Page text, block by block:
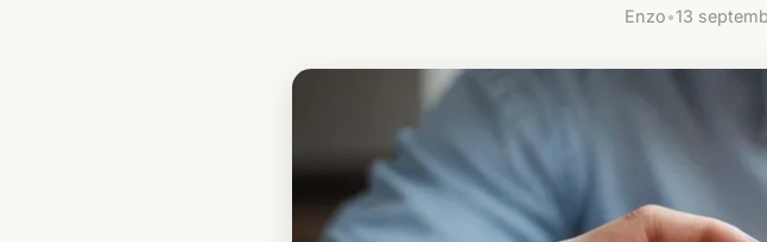
Enzo•13